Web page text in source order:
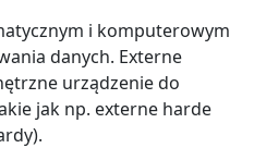
i komputerowym
danych. Externe
urządzenie do
jak np. externe harde